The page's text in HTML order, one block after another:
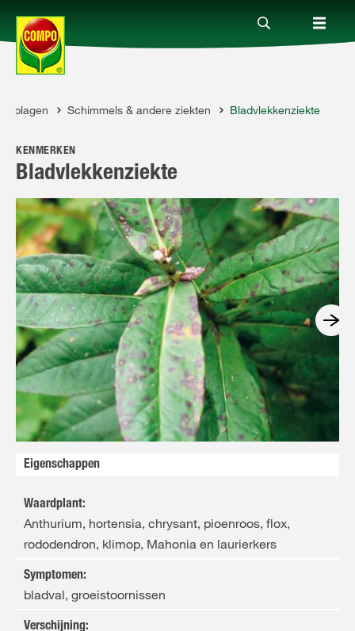
Producten
Advies
Thema's
Tot je dienst
Onderneming
FR NL
& plagen Schimmels & andere ziekten Bladvlekkenziekte
KENMERKEN
Bladvlekkenziekte
Eigenschappen
Waardplant:
Anthurium, hortensia, chrysant, pioenroos, flox,
rododendron, klimop, Mahonia en laurierkers
Symptomen:
bladval, groeistoornissen
Verschijning: